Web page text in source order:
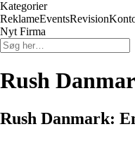
Kategorier
ReklameEventsRevision
Nyt Firma
Rush
Rush Danmark: